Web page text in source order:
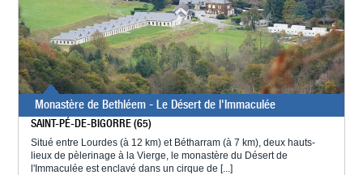
Monastère de Bethléem - Le Désert de l'Immaculée
SAINT-PÉ-DE-BIGORRE (65)
Situé entre Lourdes (à 12 km) et Bétharram (à 7 km), deux hauts-
lieux de pèlerinage à la Vierge, le monastère du Désert de
l'Immaculée est enclavé dans un cirque de [...]